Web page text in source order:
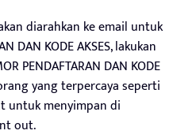
diarahkan ke email untuk
DAN KODE AKSES, lakukan
PENDAFTARAN DAN KODE
yang terpercaya seperti
untuk menyimpan di
out.